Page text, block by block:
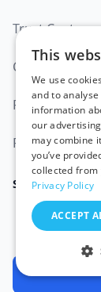
Trust Center
Conditions
Politique de
Politique de
SOCIAL
This
We use
and to
information
our
may combine
you’ve
collected from
Privacy Policy
ACCEPT